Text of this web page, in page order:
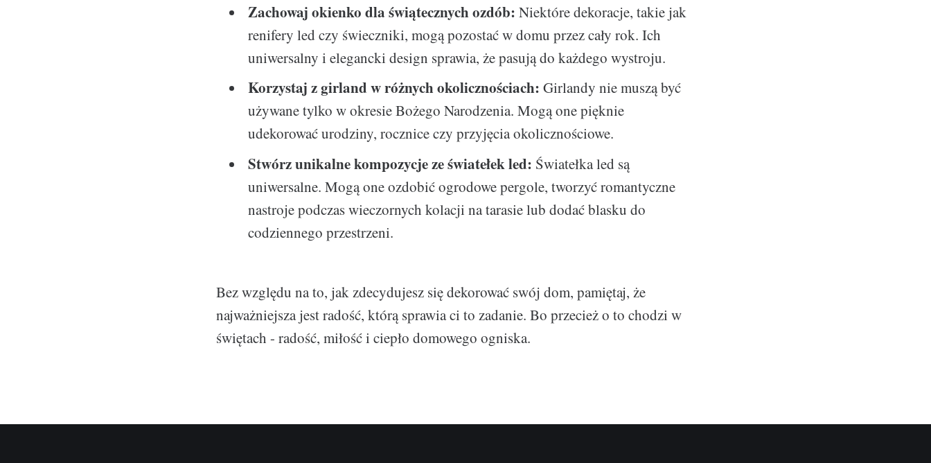
Zachowaj okienko dla świątecznych ozdób: Niektóre dekoracje, takie jak
renifery led czy świeczniki, mogą pozostać w domu przez cały rok. Ich
uniwersalny i elegancki design sprawia, że pasują do każdego wystroju.
Korzystaj z girland w różnych okolicznościach: Girlandy nie muszą być
używane tylko w okresie Bożego Narodzenia. Mogą one pięknie
udekorować urodziny, rocznice czy przyjęcia okolicznościowe.
Stwórz unikalne kompozycje ze światełek led: Światełka led są
uniwersalne. Mogą one ozdobić ogrodowe pergole, tworzyć romantyczne
nastroje podczas wieczornych kolacji na tarasie lub dodać blasku do
codziennego przestrzeni.
Bez względu na to, jak zdecydujesz się dekorować swój dom, pamiętaj, że
najważniejsza jest radość, którą sprawia ci to zadanie. Bo przecież o to chodzi w
świętach - radość, miłość i ciepło domowego ogniska.